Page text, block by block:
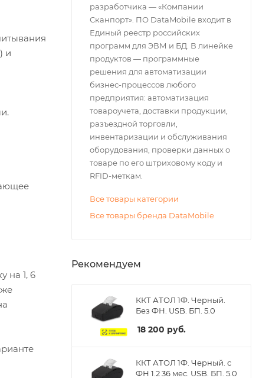
и
на 1, 6
разработчика — «Компании
Сканпорт». ПО DataMobile входит в
Единый реестр российских
программ для ЭВМ и БД. В линейке
продуктов — программные
решения для автоматизации
бизнес-процессов любого
предприятия: автоматизация
товароучета, доставки продукции,
разъездной торговли,
инвентаризации и обслуживания
оборудования, проверки данных о
товаре по его штриховому коду и
RFID-меткам.
Все товары категории
Все товары бренда DataMobile
Рекомендуем
ККТ АТОЛ 1Ф. Черный.
Без ФН. USB. БП. 5.0
18 200 руб.
ККТ АТОЛ 1Ф. Черный. с
ФН 1.2 36 мес. USB. БП. 5.0